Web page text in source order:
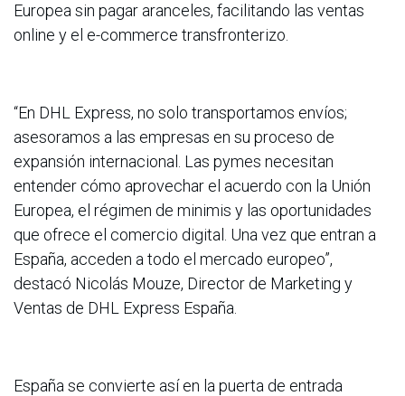
Europea sin pagar aranceles, facilitando las ventas
online y el e-commerce transfronterizo.
“En DHL Express, no solo transportamos envíos;
asesoramos a las empresas en su proceso de
expansión internacional. Las pymes necesitan
entender cómo aprovechar el acuerdo con la Unión
Europea, el régimen de minimis y las oportunidades
que ofrece el comercio digital. Una vez que entran a
España, acceden a todo el mercado europeo”,
destacó Nicolás Mouze, Director de Marketing y
Ventas de DHL Express España.
España se convierte así en la puerta de entrada